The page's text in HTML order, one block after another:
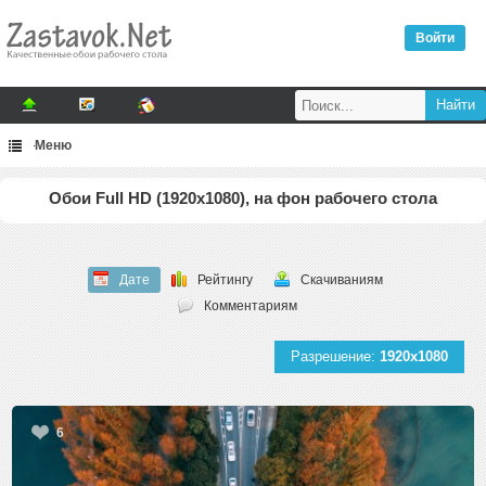
Войти
Меню
Обои Full HD (1920x1080), на фон рабочего стола
Дате Рейтингу
Скачиваниям
Комментариям
Разрешение: 1920x1080
6